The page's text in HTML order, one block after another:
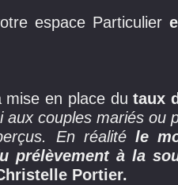
espace Particulier
mise en place du taux
aux couples mariés ou
En réalité le
prélèvement à la
Portier.